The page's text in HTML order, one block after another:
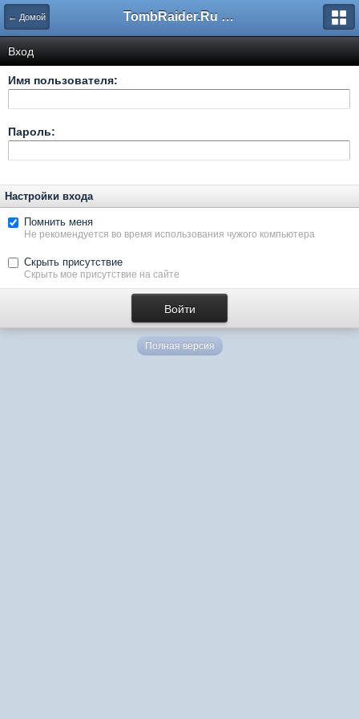
← Домой TombRaider.Ru - Форумы
Вход
Имя пользователя:
Пароль:
Настройки входа
Помнить меня
Не рекомендуется во время использования чужого компьютера
Скрыть присутствие
Скрыть мое присутствие на сайте
Полная версия